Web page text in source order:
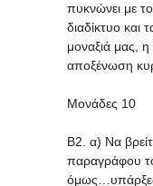
πυκνώνει με
διαδίκτυο και
μοναξιά μας,
αποξένωση
Μονάδες 10
Β2. α) Να
παραγράφου